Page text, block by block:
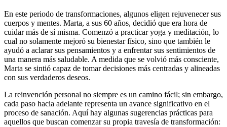
En este periodo de transformaciones, algunos eligen rejuvenecer sus
cuerpos y mentes. Marta, a sus 60 años, decidió que era hora de
cuidar más de sí misma. Comenzó a practicar yoga y meditación, lo
cual no solamente mejoró su bienestar físico, sino que también le
ayudó a aclarar sus pensamientos y a enfrentar sus sentimientos de
una manera más saludable. A medida que se volvió más consciente,
Marta se sintió capaz de tomar decisiones más centradas y alineadas
con sus verdaderos deseos.
La reinvención personal no siempre es un camino fácil; sin embargo,
cada paso hacia adelante representa un avance significativo en el
proceso de sanación. Aquí hay algunas sugerencias prácticas para
aquellos que buscan comenzar su propia travesía de transformación: